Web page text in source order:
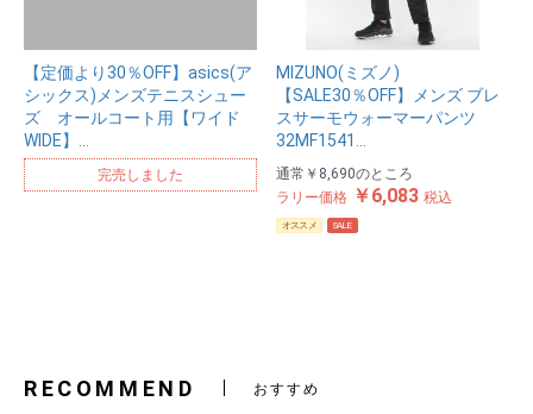
【定価より30％OFF】asics(ア
シックス)メンズテニスシュー
ズ オールコート用【ワイド
WIDE】…
完売しました
MIZUNO(ミズノ)
【SALE30％OFF】メンズ ブレ
スサーモウォーマーパンツ
32MF1541…
通常 ￥8,690のところ
ラリー価格 ￥6,083 税込
オススメ SALE
RECOMMEND おすすめ